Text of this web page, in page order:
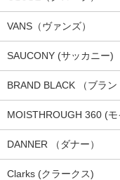
VANS（ヴァンズ）
SAUCONY (サッカニー)
BRAND BLACK （ブラン
MOISTHROUGH 360 (
DANNER （ダナー）
Clarks (クラークス)